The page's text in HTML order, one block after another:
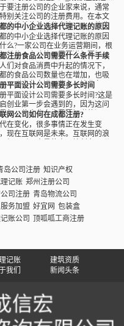
要注册公司的企业家来说，通常
别关注公司的注册费用。在本文
小编就将特别分享注册公司的费
多少和成都注册过程是怎么样的
问题。
的中小企业选择代理记账的原因
的中小企业选择代理记账的原因
么?一家公司在业务运营期间，根
关的国家政策，需要进行票据
这也是主要的中小型公司的情
与此同时，随着近年来...
注册食品公司需要什么条件手续
们对食品消费中升起的情况下，
的食品公司数量也在增加，也吸
一群企业家进入业务开始业务。
如果在成都注册食品公司需要什
件手续?接下来，这...
平面设计公司需要多长时间
平面设计公司需要多长时间?这是
创业第一步会遇到的，因为这问
每一位企业家都需要知道的问
另外就是注册流程及资料。为
本文就好好解释了注册...
网公司如何在成都注册?
在变化，很多事情正在发生变
现在互联网是未来。互联网的浪
岛公司注册 知识产权
记账 郑州注册公司
司注册 青岛物流公司
服务加盟 好宜网 包装盒
账公司
顶呱呱工商注册
记账
建筑资质
我们 新闻头条